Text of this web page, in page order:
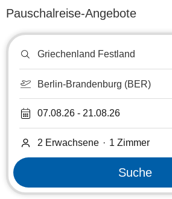
Pauschalreise-Angebote
oder
Berlin-Brandenburg (BER)
07.08.26 - 21.08.26
2 Erwachsene · 1 Zimmer
Suche